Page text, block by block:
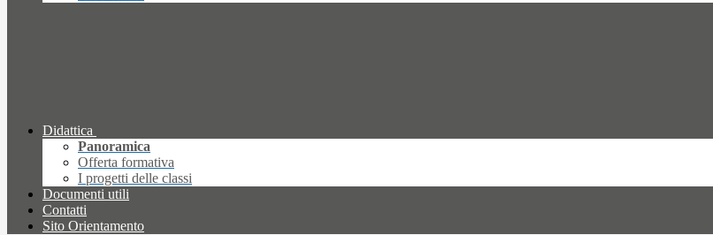
Didattica
Panoramica
Offerta formativa
I progetti delle classi
Documenti utili
Contatti
Sito Orientamento